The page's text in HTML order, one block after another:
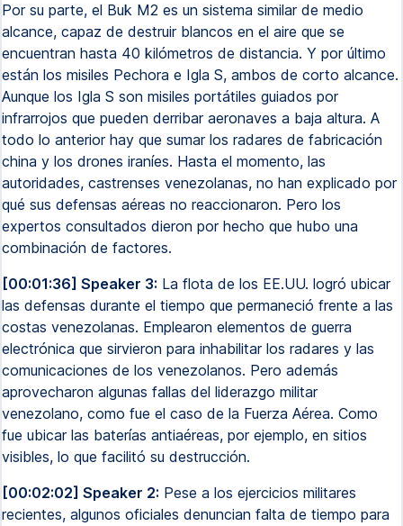
Por su parte, el Buk M2 es un sistema similar de medio
alcance, capaz de destruir blancos en el aire que se
encuentran hasta 40 kilómetros de distancia. Y por último
están los misiles Pechora e Igla S, ambos de corto alcance.
Aunque los Igla S son misiles portátiles guiados por
infrarrojos que pueden derribar aeronaves a baja altura. A
todo lo anterior hay que sumar los radares de fabricación
china y los drones iraníes. Hasta el momento, las
autoridades, castrenses venezolanas, no han explicado por
qué sus defensas aéreas no reaccionaron. Pero los
expertos consultados dieron por hecho que hubo una
combinación de factores.
[00:01:36] Speaker 3: La flota de los EE.UU. logró ubicar
las defensas durante el tiempo que permaneció frente a las
costas venezolanas. Emplearon elementos de guerra
electrónica que sirvieron para inhabilitar los radares y las
comunicaciones de los venezolanos. Pero además
aprovecharon algunas fallas del liderazgo militar
venezolano, como fue el caso de la Fuerza Aérea. Como
fue ubicar las baterías antiaéreas, por ejemplo, en sitios
visibles, lo que facilitó su destrucción.
[00:02:02] Speaker 2: Pese a los ejercicios militares
recientes, algunos oficiales denuncian falta de tiempo para